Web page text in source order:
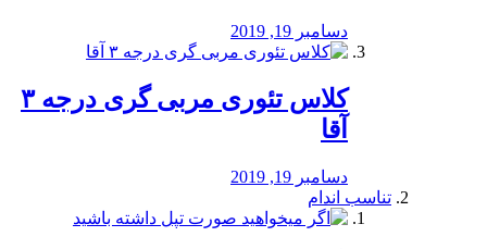
دسامبر 19, 2019
کلاس تئوری مربی گری درجه ۳
آقا
دسامبر 19, 2019
تناسب اندام